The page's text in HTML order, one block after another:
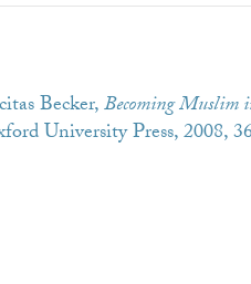
Becker,Becoming
University Press, 2008,